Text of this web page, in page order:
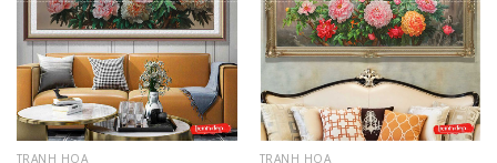
TRANH HOA TRANH HOA